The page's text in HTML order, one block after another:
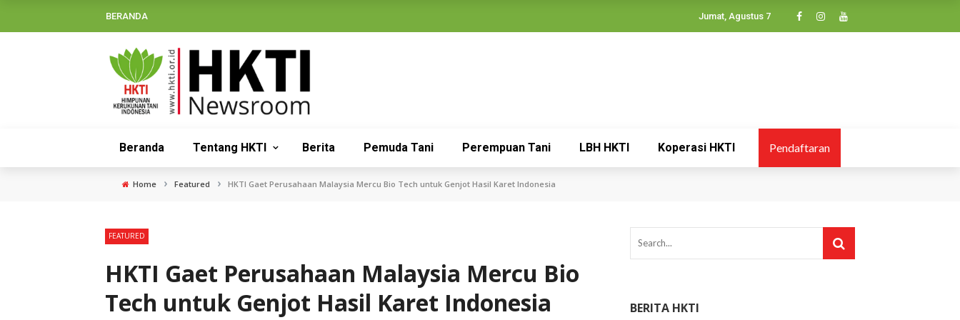
BERANDA Jumat, Agustus 7
Beranda Tentang HKTI Berita Pemuda Tani Perempuan Tani LBH HKTI Koperasi HKTI Pendaftaran
Home › Featured › HKTI Gaet Perusahaan Malaysia Mercu Bio Tech untuk Genjot Hasil Karet Indonesia
FEATURED
HKTI Gaet Perusahaan Malaysia Mercu Bio
Tech untuk Genjot Hasil Karet Indonesia
BERITA HKTI